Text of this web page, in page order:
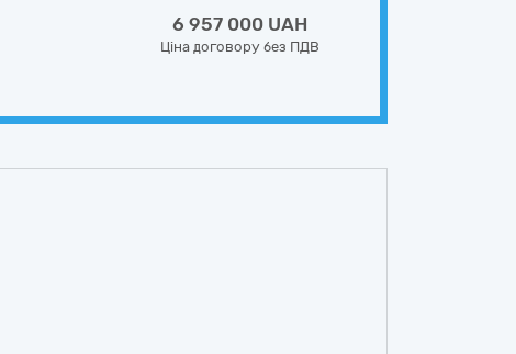
6 957 000 UAH
Ціна договору без ПДВ